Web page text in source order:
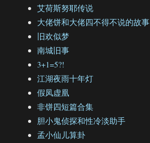
艾荷斯努耶传说
大佬饼和大佬四不得不说的故事
旧欢似梦
南城旧事
3+1=5?!
江湖夜雨十年灯
假凤虚凰
非饼四短篇合集
胆小鬼侦探和性冷淡助手
孟小仙儿算卦